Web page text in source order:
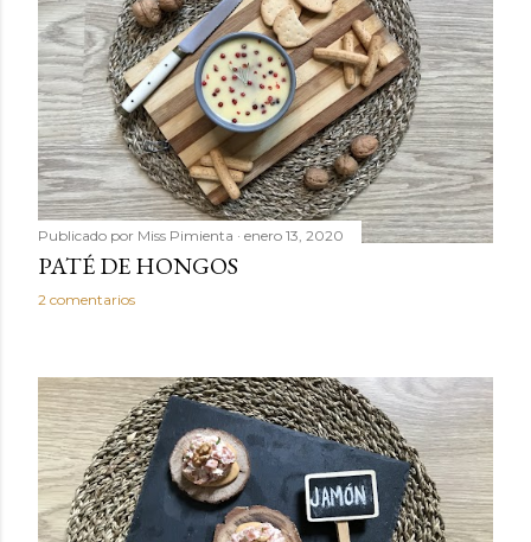
Publicado por Miss Pimienta enero 13, 2020
PATÉ DE HONGOS
2 comentarios